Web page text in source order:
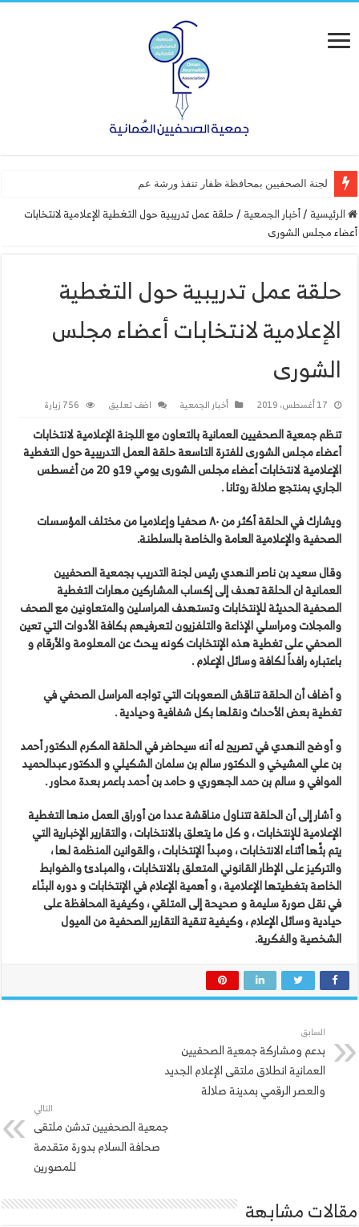
لجنة الصحفيين بمحافظة ظفار تنفذ ورشة عمل “أساسيات التص
الرئيسية /أخبار الجمعية /حلقة عمل تدريبية حول التغطية الإعلامية لانتخابات
أعضاء مجلس الشورى
حلقة عمل تدريبية حول التغطية
الإعلامية لانتخابات أعضاء مجلس
الشورى
17 أغسطس، 2019 أخبار الجمعية اضف تعليق 756 زيارة
تنظمجمعيةالصحفيينالعمانيةبالتعاونمعاللجنةالإعلاميةلانتخابات
أعضاءمجلسالشورىللفترةالتاسعةحلقةالعملالتدريبيةحولالتغطية
الإعلاميةلانتخاباتأعضاءمجلسالشورىيومي19 و20 منأغسطس
الجاريبمنتجعصلالةروتانا.
ويشاركفيالحلقةأكثرمن٨٠صحفياوإعلاميامنمختلفالمؤسسات
الصحفيةوالإعلاميةالعامةوالخاصةبالسلطنة.
وقالسعيدبنناصرالنهديرئيسلجنةالتدريببجمعيةالصحفيين
العمانيةانالحلقةتهدفإلىإكسابالمشاركينمهاراتالتغطية
الصحفيةالحديثةللإنتخاباتوتستهدفالمراسلينوالمتعاونينمعالصحف
والمجلاتومراسليالإذاعةوالتلفزيونلتعرفيهمبكافةالأدواتالتيتعين
الصحفيعلىتغطيةهذهالإنتخاباتكونهيبحثعنالمعلومةوالأرقامو
باعتبارهرافداًلكافةوسائلالإعلام.
وأضافأنالحلقةتناقشالصعوباتالتيتواجهالمراسلالصحفيفي
تغطيةبعضالأحداثونقلهابكلشفافيةوحيادية.
وأوضحالنهديفيتصريحلهأنهسيحاضرفيالحلقةالمكرمالدكتورأحمد
بنعليالمشيخيوالدكتورسالمبنسلمانالشكيليوالدكتورعبدالحميد
الموافيوسالمبنحمدالجهوريوحامدبنأحمدباعمربعدةمحاور.
وأشارإلىأنالحلقةتتناولمناقشةعددامنأوراقالعملمنهاالتغطية
الإعلاميةللإنتخابات،وكلمايتعلقبالانتخابات،والتقاريرالإخباريةالتي
يتمبثّهاأثناءالانتخابات،ومبدأالإنتخابات،والقوانينالمنظمةلها،
والتركيزعلىالإطارالقانونيالمتعلقبالانتخابات،والمبادئوالضوابط
الخاصةبتغطيتهاالإعلامية،وأهميةالإعلامفيالإنتخاباتودورهالبنّاء
فينقلصورةسليمةوصحيحةإلىالمتلقي،وكيفيةالمحافظةعلى
حياديةوسائلالإعلام،وكيفيةتنقيةالتقاريرالصحفيةمنالميول
الشخصيةوالفكرية.
السابق
بدعم ومشاركة جمعية الصحفيين
العمانية انطلاق ملتقى الإعلام الجديد
والعصر الرقمي بمدينة صلالة
التالي
جمعية الصحفيين تدشن ملتقى
صحافة السلام بدورة متقدمة
للمصورين
مقالات مشابهة